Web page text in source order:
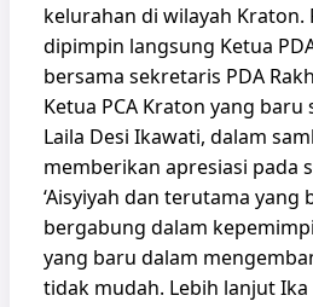
kelurahan di wilayah Kraton.
dipimpin langsung Ketua
bersama sekretaris PDA
Ketua PCA Kraton yang
Laila Desi Ikawati, dalam
memberikan apresiasi pada
‘Aisyiyah dan terutama yang
bergabung dalam
yang baru dalam
tidak mudah. Lebih lanjut